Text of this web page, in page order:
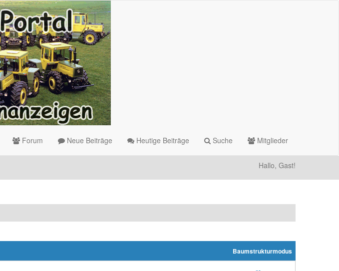
Forum Neue Beiträge Heutige Beiträge Suche Mitglieder
Hallo, Gast!
Baumstrukturmodus